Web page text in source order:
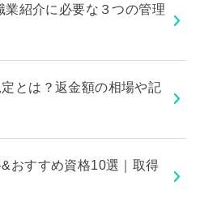
業紹介に必要な３つの管理
とは？返金額の相場や記
おすすめ資格10選｜取得